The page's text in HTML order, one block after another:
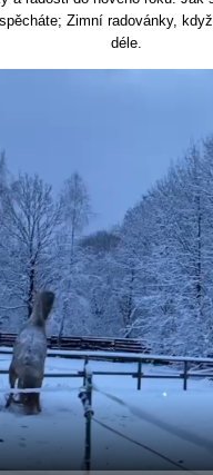
Zimní radovánky,
déle.